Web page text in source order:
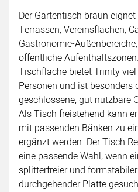
Der Gartentisch braun
Terrassen, Vereinsflächen,
Gastronomie-
öffentliche
Tischfläche bietet Trinity
Personen und ist besonders
geschlossene, gut nutzbare
Als Tisch freistehend kann
mit passenden Bänken zu
ergänzt werden. Der Tisch
eine passende Wahl, wenn
splitterfreier und
durchgehender Platte